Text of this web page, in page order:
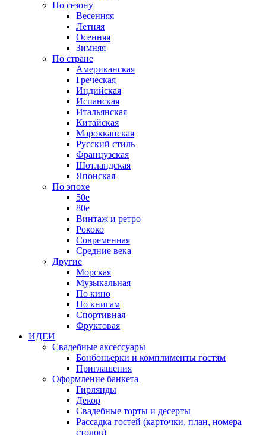
По сезону
Весенняя
Летняя
Осенняя
Зимняя
По стране
Американская
Греческая
Индийская
Испанская
Итальянская
Китайская
Марокканская
Русский стиль
Французская
Шотландская
Японская
По эпохе
50е
80е
Винтаж и ретро
Рококо
Современная
Средние века
Другие
Морская
Музыкальная
По кино
По книгам
Спортивная
Фруктовая
ИДЕИ
Свадебные аксессуары
Бонбоньерки и комплименты гостям
Приглашения
Оформление банкета
Гирлянды
Декор
Свадебные торты и десерты
Рассадка гостей (карточки, план, номера
столов)